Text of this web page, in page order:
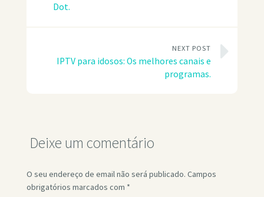
Dot.
NEXT POST
IPTV para idosos: Os melhores canais e
programas.
Deixe um comentário
O seu endereço de email não será publicado. Campos
obrigatórios marcados com *